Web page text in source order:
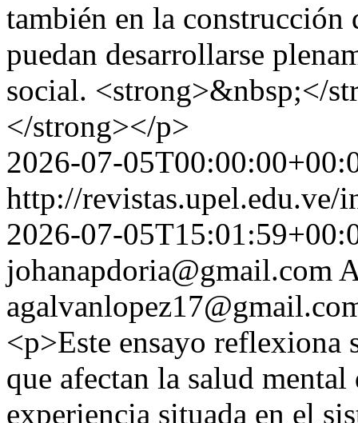
también en la construcción
puedan desarrollarse
social. <strong>&nbsp;</
</strong></p>
2026-07-
http://
2026-07-
johanapdoria@gmail.com
<p>Este ensayo reflexiona
que afectan la salud
experiencia situada en el